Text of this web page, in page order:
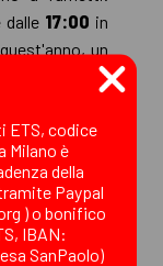
dalle 17:00 in
un
milanesi,
di Radio
e dei
con il
ETS, codice
Milano è
della
Paypal
) o bonifico
IBAN:
SanPaolo)